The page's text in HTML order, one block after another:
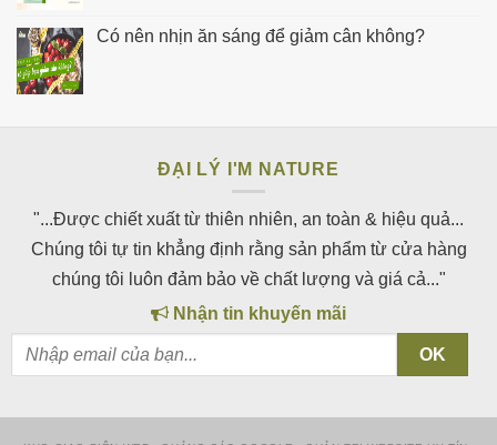
Có nên nhịn ăn sáng để giảm cân không?
ĐẠI LÝ I'M NATURE
"...Được chiết xuất từ thiên nhiên, an toàn & hiệu quả...
Chúng tôi tự tin khẳng định rằng sản phẩm từ cửa hàng
chúng tôi luôn đảm bảo về chất lượng và giá cả..."
Nhận tin khuyến mãi